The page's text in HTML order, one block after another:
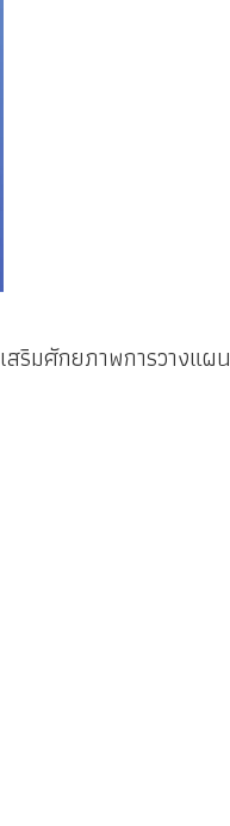
ริมศักยภาพการวางแผน